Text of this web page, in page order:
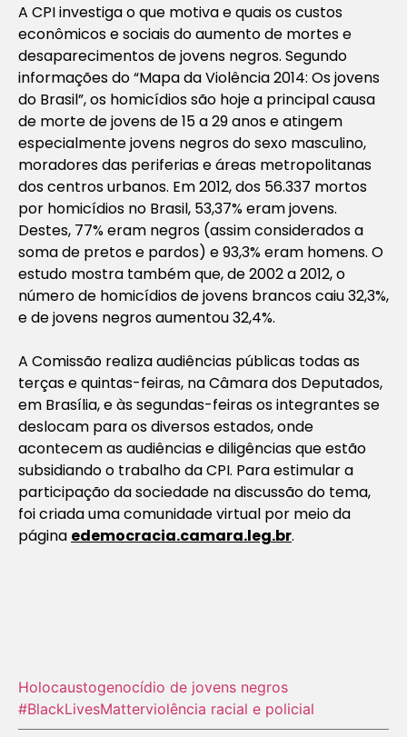
A CPI investiga o que motiva e quais os custos
econômicos e sociais do aumento de mortes e
desaparecimentos de jovens negros. Segundo
informações do “Mapa da Violência 2014: Os jovens
do Brasil”, os homicídios são hoje a principal causa
de morte de jovens de 15 a 29 anos e atingem
especialmente jovens negros do sexo masculino,
moradores das periferias e áreas metropolitanas
dos centros urbanos. Em 2012, dos 56.337 mortos
por homicídios no Brasil, 53,37% eram jovens.
Destes, 77% eram negros (assim considerados a
soma de pretos e pardos) e 93,3% eram homens. O
estudo mostra também que, de 2002 a 2012, o
número de homicídios de jovens brancos caiu 32,3%,
e de jovens negros aumentou 32,4%.
A Comissão realiza audiências públicas todas as
terças e quintas-feiras, na Câmara dos Deputados,
em Brasília, e às segundas-feiras os integrantes se
deslocam para os diversos estados, onde
acontecem as audiências e diligências que estão
subsidiando o trabalho da CPI. Para estimular a
participação da sociedade na discussão do tema,
foi criada uma comunidade virtual por meio da
página edemocracia.camara.leg.br.
Holocausto‬genocídio de jovens negros
#BlackLivesMatterviolência racial e policial